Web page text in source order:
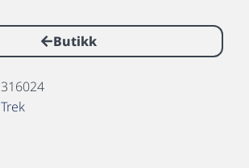
Butikk
316024
Trek